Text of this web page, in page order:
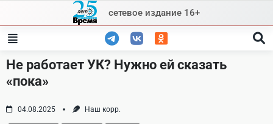
content
сетевое издание 16+
Не работает УК? Нужно ей сказать
«пока»
04.08.2025 Наш корр.